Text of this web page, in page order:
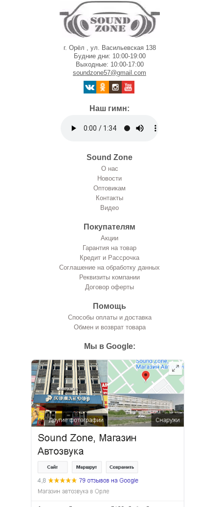
г. Орёл , ул. Васильевская 138
Будние дни: 10:00-19:00
Выходные: 10:00-17:00
soundzone57@gmail.com
Наш гимн:
Sound Zone
О нас
Новости
Оптовикам
Контакты
Видео
Покупателям
Акции
Гарантия на товар
Кредит и Рассрочка
Соглашение на обработку данных
Реквизиты компании
Договор оферты
Помощь
Способы оплаты и доставка
Обмен и возврат товара
Мы в Google: